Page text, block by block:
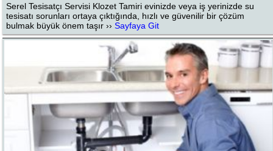
Serel Tesisatçı Servisi Klozet Tamiri evinizde veya iş yerinizde su
tesisatı sorunları ortaya çıktığında, hızlı ve güvenilir bir çözüm
bulmak büyük önem taşır ››Sayfaya Git